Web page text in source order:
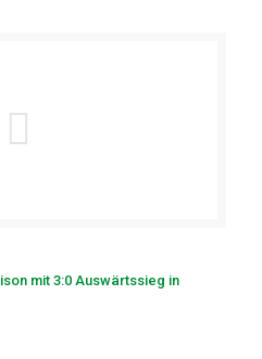
mit 3:0 Auswärtssieg in